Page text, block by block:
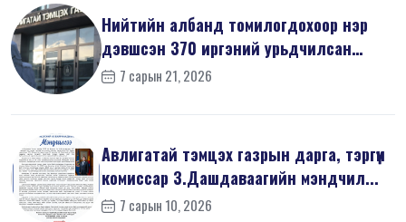
Нийтийн албанд томилогдохоор нэр
дэвшсэн 370 иргэний урьдчилсан
мэдүүл...
7 сарын 21, 2026
Авлигатай тэмцэх газрын дарга, тэргүүн
комиссар З.Дашдаваагийн мэндчил...
7 сарын 10, 2026